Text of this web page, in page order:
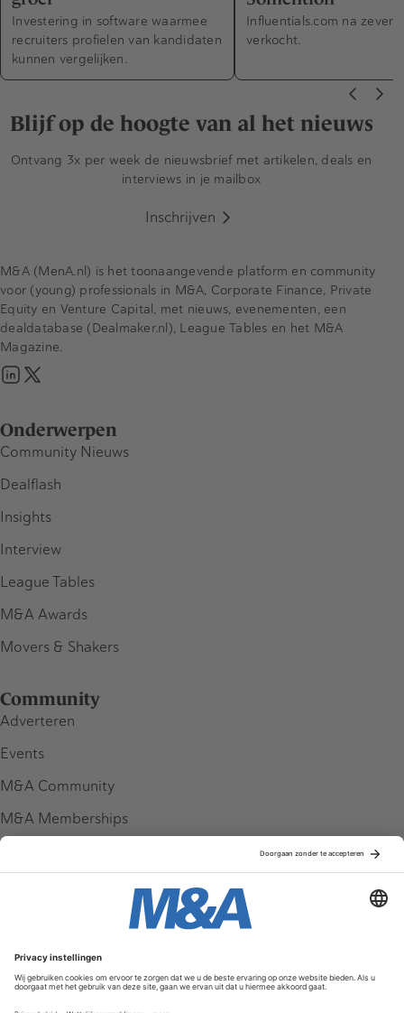
Investering in software waarmee
recruiters profielen van kandidaten
kunnen vergelijken.
Influentials.com na zeven
verkocht.
Blijf op de hoogte van al het nieuws
Ontvang 3x per week de nieuwsbrief met artikelen, deals en
interviews in je mailbox
Inschrijven
Onderwerpen
Community Nieuws
Dealflash
Insights
Interview
League Tables
M&A Awards
Movers & Shakers
Community
Adverteren
Events
M&A Community
M&A Memberships
Service & Contact
Contact
M&A (MenA.nl) is het toonaangevende platform en community
voor (young) professionals in M&A, Corporate Finance, Private
Equity en Venture Capital, met nieuws, evenementen, een
dealdatabase (Dealmaker.nl), League Tables en het M&A
Magazine.